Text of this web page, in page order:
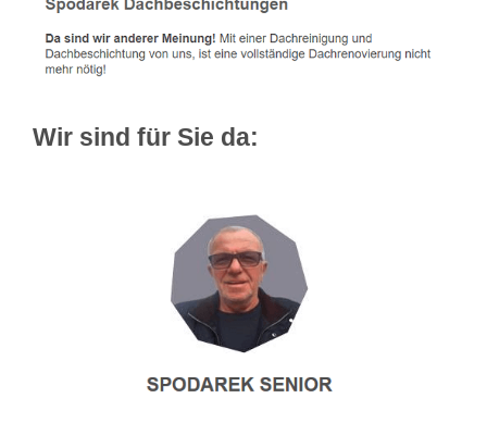
Wir sind für Sie da: